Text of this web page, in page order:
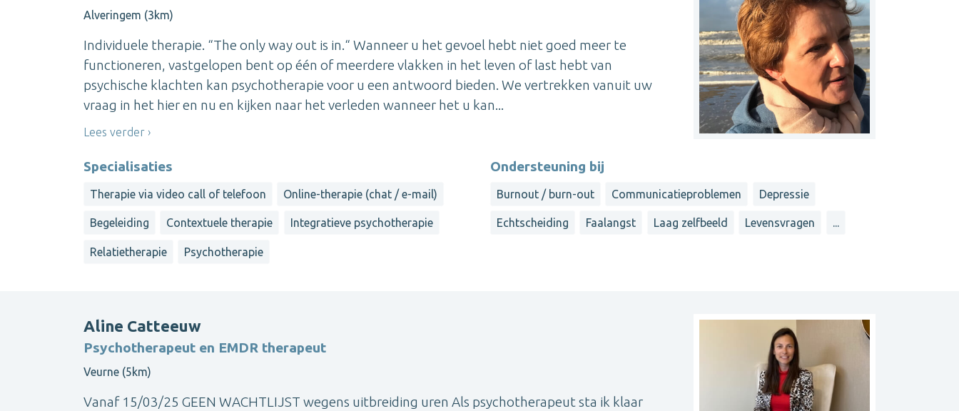
Alveringem (3km)
Individuele therapie. “The only way out is in.“ Wanneer u het gevoel hebt niet goed meer te
functioneren, vastgelopen bent op één of meerdere vlakken in het leven of last hebt van
psychische klachten kan psychotherapie voor u een antwoord bieden. We vertrekken vanuit uw
vraag in het hier en nu en kijken naar het verleden wanneer het u kan...
Lees verder
Specialisaties
Therapie via video call of telefoon Online-therapie (chat / e-mail)
Begeleiding Contextuele therapie Integratieve psychotherapie
Relatietherapie Psychotherapie
Ondersteuning bij
Burnout / burn-out Communicatieproblemen Depressie
Echtscheiding Faalangst Laag zelfbeeld Levensvragen ...
Aline Catteeuw
Psychotherapeut en EMDR therapeut
Veurne (5km)
Vanaf 15/03/25 GEEN WACHTLIJST wegens uitbreiding uren Als psychotherapeut sta ik klaar